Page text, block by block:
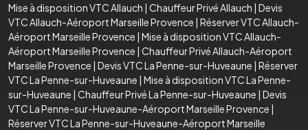
Mise à disposition VTC Allauch | Chauffeur Privé Allauch | Devis
VTC Allauch-Aéroport Marseille Provence | Réserver VTC Allauch-
Aéroport Marseille Provence | Mise à disposition VTC Allauch-
Aéroport Marseille Provence | Chauffeur Privé Allauch-Aéroport
Marseille Provence | Devis VTC La Penne-sur-Huveaune | Réserver
VTC La Penne-sur-Huveaune | Mise à disposition VTC La Penne-
sur-Huveaune | Chauffeur Privé La Penne-sur-Huveaune | Devis
VTC La Penne-sur-Huveaune-Aéroport Marseille Provence |
Réserver VTC La Penne-sur-Huveaune-Aéroport Marseille